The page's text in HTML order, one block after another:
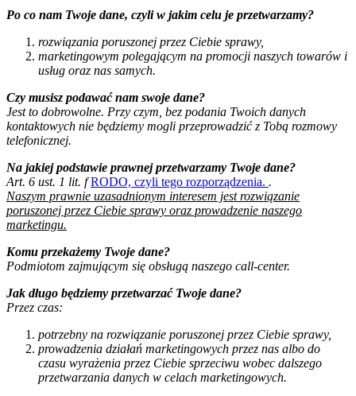
Po co nam Twoje dane, czyli w jakim celu je przetwarzamy?
rozwiązania poruszonej przez Ciebie sprawy,
marketingowym polegającym na promocji naszych towarów i
usług oraz nas samych.
Czy musisz podawać nam swoje dane?
Jest to dobrowolne. Przy czym, bez podania Twoich danych
kontaktowych nie będziemy mogli przeprowadzić z Tobą rozmowy
telefonicznej.
Na jakiej podstawie prawnej przetwarzamy Twoje dane?
Art. 6 ust. 1 lit. fRODO, czyli tego rozporządzenia. .
Naszym prawnie uzasadnionym interesem jest rozwiązanie
poruszonej przez Ciebie sprawy oraz prowadzenie naszego
marketingu.
Komu przekażemy Twoje dane?
Podmiotom zajmującym się obsługą naszego call-center.
Jak długo będziemy przetwarzać Twoje dane?
Przez czas:
potrzebny na rozwiązanie poruszonej przez Ciebie sprawy,
prowadzenia działań marketingowych przez nas albo do
czasu wyrażenia przez Ciebie sprzeciwu wobec dalszego
przetwarzania danych w celach marketingowych.